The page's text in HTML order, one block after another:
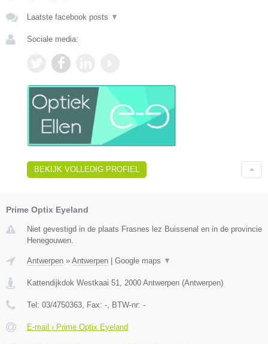
Laatste facebook posts ▼
Sociale media:
BEKIJK VOLLEDIG PROFIEL
Prime Optix Eyeland
Niet gevestigd in de plaats Frasnes lez Buissenal en in de provincie
Henegouwen.
Antwerpen » Antwerpen Google maps ▼
Kattendijkdok Westkaai 51, 2000 Antwerpen (Antwerpen)
Tel: 03/4750363, Fax: -, BTW-nr: -
E-mail › Prime Optix Eyeland